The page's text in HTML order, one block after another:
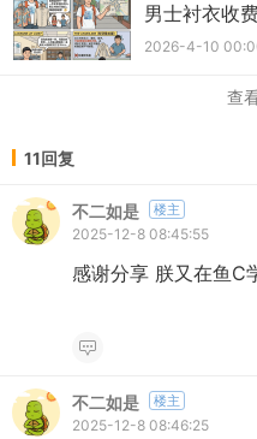
男士衬衣收
2026-4-10
查
11回复
不二如是 楼主
2025-12-8 08:45:55
感谢分享 朕又在鱼C
不二如是 楼主
2025-12-8 08:46:25